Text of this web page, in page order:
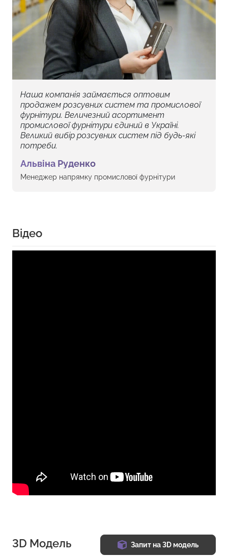
розсувних дверей до закритого положення.
Передбачено регулювання висоти дверей
верхньою кареткою на 7мм.
Є інструкція з монтажу.
Система призначена для використання в
приміщеннях.
Захист від води: відсутній.
Наша компанія займається оптовим
продажем розсувних систем та промислової
фурнітури. Величезний асортимент
промислової фурнітури єдиний в Україні.
Великий вибір розсувних систем під будь-які
потреби.
Альвіна Руденко
Менеджер напрямку промислової фурнітури
Відео
3D Модель Запит на 3D модель